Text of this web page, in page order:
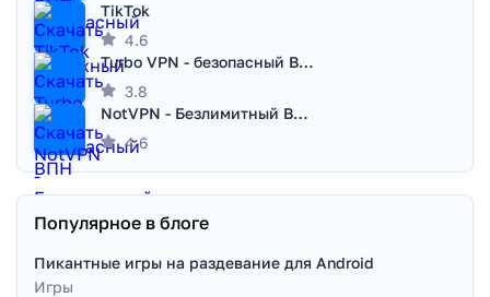
TikTok
4.6
Turbo VPN - безопасный ВПН
3.8
NotVPN - Безлимитный ВПН | VPN
4.6
Популярное в блоге
Пикантные игры на раздевание для Android
Игры